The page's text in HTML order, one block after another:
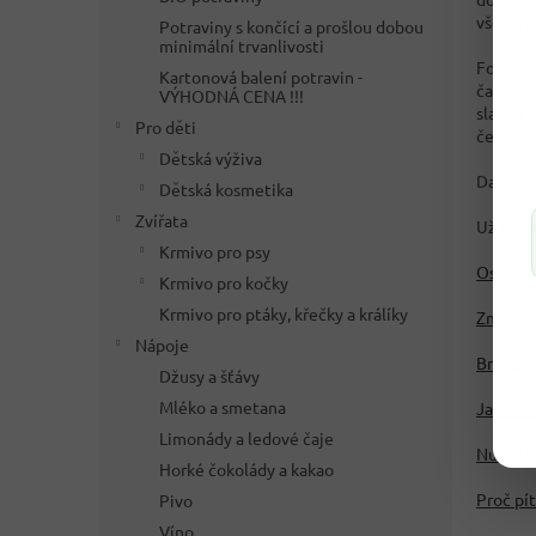
Potraviny s končící a prošlou dobou
minimální trvanlivosti
Kartonová balení potravin -
VÝHODNÁ CENA !!!
Pro děti
Dětská výživa
Dětská kosmetika
Zvířata
Krmivo pro psy
Krmivo pro kočky
Krmivo pro ptáky, křečky a králíky
Nápoje
Džusy a šťávy
Mléko a smetana
Limonády a ledové čaje
Horké čokolády a kakao
Pivo
Víno
často
sladká
Další
Už teď
Nutella
Proč